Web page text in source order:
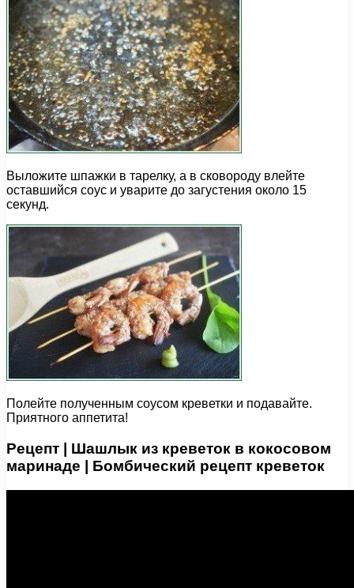
Выложите шпажки в тарелку, а в сковороду влейте
оставшийся соус и уварите до загустения около 15
секунд.
Полейте полученным соусом креветки и подавайте.
Приятного аппетита!
Рецепт | Шашлык из креветок в кокосовом
маринаде | Бомбический рецепт креветок